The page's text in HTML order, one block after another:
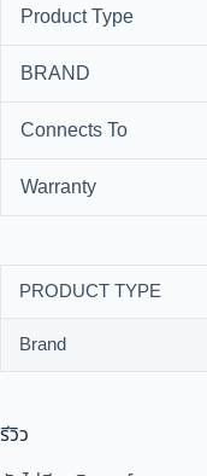
Product Type
BRAND
Connects To
Warranty
PRODUCT TYPE
Brand
รีวิว